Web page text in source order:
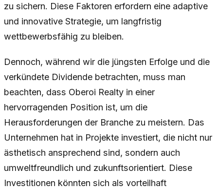
zu sichern. Diese Faktoren erfordern eine adaptive
und innovative Strategie, um langfristig
wettbewerbsfähig zu bleiben.
Dennoch, während wir die jüngsten Erfolge und die
verkündete Dividende betrachten, muss man
beachten, dass Oberoi Realty in einer
hervorragenden Position ist, um die
Herausforderungen der Branche zu meistern. Das
Unternehmen hat in Projekte investiert, die nicht nur
ästhetisch ansprechend sind, sondern auch
umweltfreundlich und zukunftsorientiert. Diese
Investitionen könnten sich als vorteilhaft